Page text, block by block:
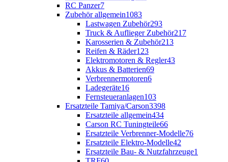
RC Panzer7
Zubehör allgemein1083
Lastwagen Zubehör293
Truck & Auflieger Zubehör217
Karosserien & Zubehör213
Reifen & Räder123
Elektromotoren & Regler43
Akkus & Batterien69
Verbrennermotoren6
Ladegeräte16
Fernsteueranlagen103
Ersatzteile Tamiya/Carson3398
Ersatzteile allgemein434
Carson RC Tuningteile66
Ersatzteile Verbrenner-Modelle76
Ersatzteile Elektro-Modelle42
Ersatzteile Bau- & Nutzfahrzeuge1